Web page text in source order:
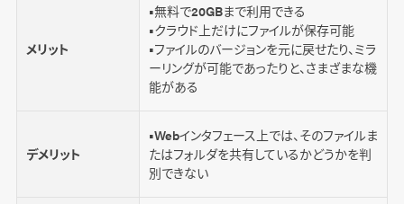
メリット
■無料で20GBまで利用できる
■クラウド上だけにファイルが保存可能
■ファイルのバージョンを元に戻せたり、ミラ
ーリングが可能であったりと、さまざまな機
能がある
デメリット
■Webインタフェース上では、そのファイルま
たはフォルダを共有しているかどうかを判
別できない